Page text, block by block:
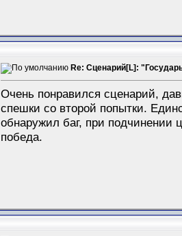
Re: Сценарий[L]:
Очень понравился сценарий,
спешки со второй попытки.
обнаружил баг, при подчинении
победа.